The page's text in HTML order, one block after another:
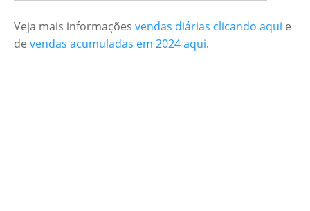
Veja mais informações vendas diárias clicando aqui e
de vendas acumuladas em 2024 aqui.